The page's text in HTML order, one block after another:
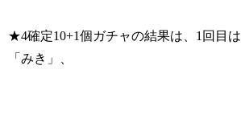
★4確定10+1個ガチャの結果は、1回目は
「みき」、